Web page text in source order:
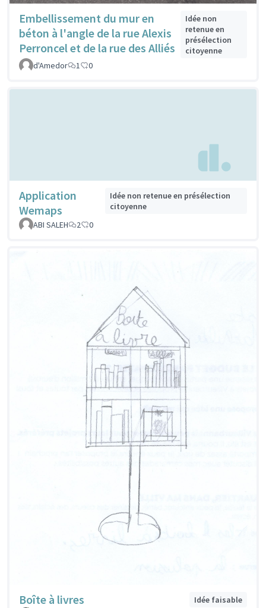
Embellissement du mur en
béton à l'angle de la rue Alexis
Perroncel et de la rue des Alliés
Idée non
retenue en
présélection
citoyenne
d'Amedor
1 0
Application
Wemaps
Idée non retenue en présélection
citoyenne
ABI SALEH
2 0
Boîte à livres
Idée faisable